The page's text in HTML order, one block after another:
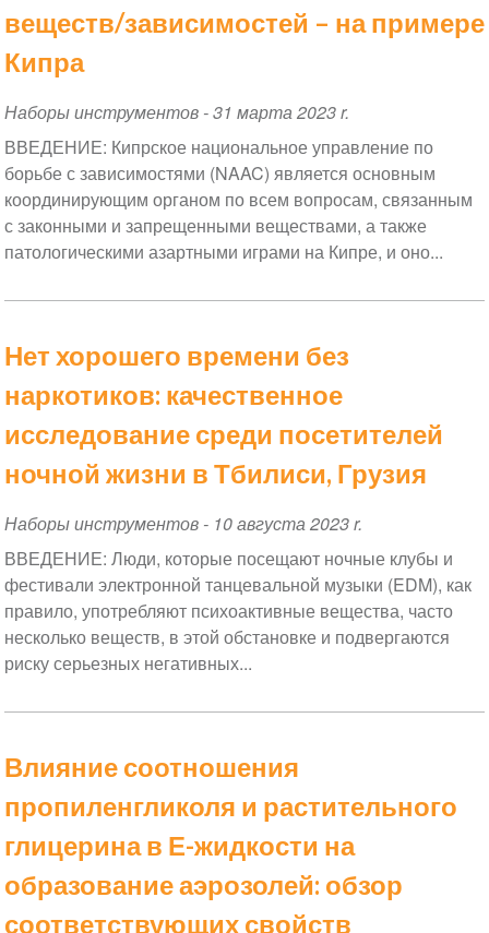
веществ/зависимостей – на примере
Кипра
Наборы инструментов-31 марта 2023 r.
ВВЕДЕНИЕ: Кипрское национальное управление по
борьбе с зависимостями (NAAC) является основным
координирующим органом по всем вопросам, связанным
с законными и запрещенными веществами, а также
патологическими азартными играми на Кипре, и оно...
Нет хорошего времени без
наркотиков: качественное
исследование среди посетителей
ночной жизни в Тбилиси, Грузия
Наборы инструментов- 10 августа 2023 r.
ВВЕДЕНИЕ: Люди, которые посещают ночные клубы и
фестивали электронной танцевальной музыки (EDM), как
правило, употребляют психоактивные вещества, часто
несколько веществ, в этой обстановке и подвергаются
риску серьезных негативных...
Влияние соотношения
пропиленгликоля и растительного
глицерина в Е-жидкости на
образование аэрозолей: обзор
соответствующих свойств